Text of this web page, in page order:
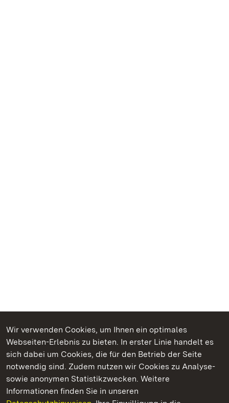
Wir verwenden Cookies, um Ihnen ein optimales
Webseiten-Erlebnis zu bieten. In erster Linie handelt es
sich dabei um Cookies, die für den Betrieb der Seite
notwendig sind. Zudem nutzen wir Cookies zu Analyse-
sowie anonymen Statistikzwecken. Weitere
Informationen finden Sie in unseren
Kommen. Staunen. Genießen.